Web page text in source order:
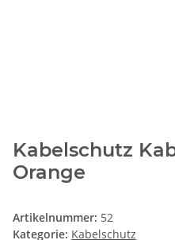
Kabelschutz
Orange
Artikelnummer: 52
Kategorie: Kabelschutz